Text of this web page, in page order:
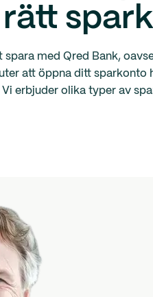
spara med Qred Bank,
att öppna ditt sparkonto
Vi erbjuder olika typer av